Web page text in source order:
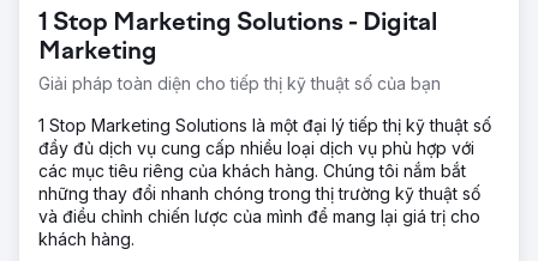
1 Stop Marketing Solutions - Digital
Marketing
Giải pháp toàn diện cho tiếp thị kỹ thuật số của bạn
1 Stop Marketing Solutions là một đại lý tiếp thị kỹ thuật số
đầy đủ dịch vụ cung cấp nhiều loại dịch vụ phù hợp với
các mục tiêu riêng của khách hàng. Chúng tôi nắm bắt
những thay đổi nhanh chóng trong thị trường kỹ thuật số
và điều chỉnh chiến lược của mình để mang lại giá trị cho
khách hàng.